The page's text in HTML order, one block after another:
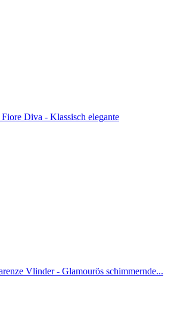
Fiore Diva - Klassisch elegante
Vlinder - Glamourös schimmernde...